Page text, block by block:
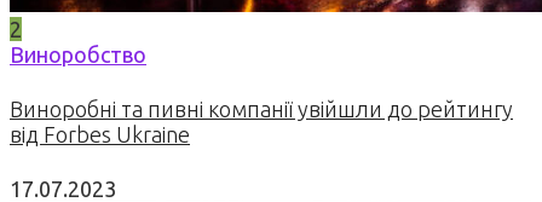
2
Виноробство
Виноробні та пивні компанії увійшли до рейтингу
від Forbes Ukraine
17.07.2023